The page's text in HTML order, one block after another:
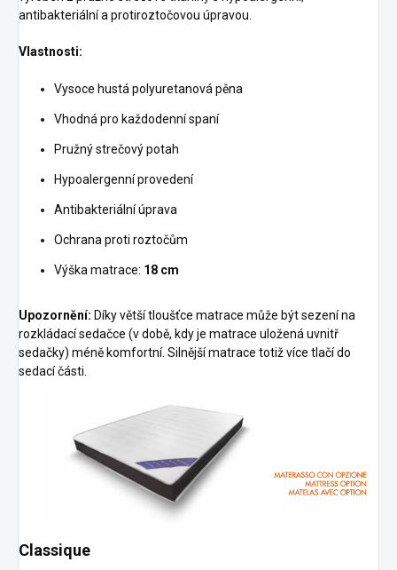
antibakteriální a protiroztočovou úpravou.
Vlastnosti:
Vysoce hustá polyuretanová pěna
Vhodná pro každodenní spaní
Pružný strečový potah
Hypoalergenní provedení
Antibakteriální úprava
Ochrana proti roztočům
Výška matrace: 18 cm
Upozornění: Díky větší tloušťce matrace může být sezení na
rozkládací sedačce (v době, kdy je matrace uložená uvnitř
sedačky) méně komfortní. Silnější matrace totiž více tlačí do
sedací části.
Classique